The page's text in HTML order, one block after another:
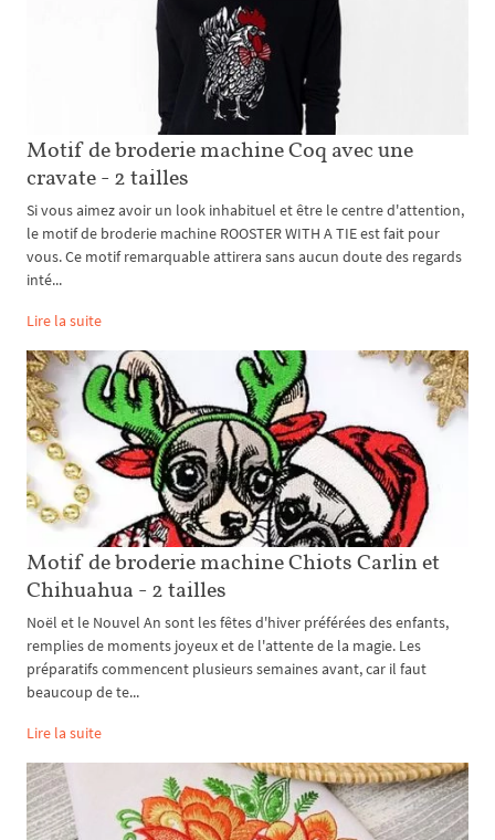
Motif de broderie machine Coq avec une
cravate - 2 tailles
Si vous aimez avoir un look inhabituel et être le centre d'attention,
le motif de broderie machine ROOSTER WITH A TIE est fait pour
vous. Ce motif remarquable attirera sans aucun doute des regards
inté...
Lire la suite
Motif de broderie machine Chiots Carlin et
Chihuahua - 2 tailles
Noël et le Nouvel An sont les fêtes d'hiver préférées des enfants,
remplies de moments joyeux et de l'attente de la magie. Les
préparatifs commencent plusieurs semaines avant, car il faut
beaucoup de te...
Lire la suite